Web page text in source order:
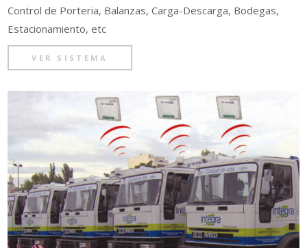
Control de Porteria, Balanzas, Carga-Descarga, Bodegas,
Estacionamiento, etc
VER SISTEMA